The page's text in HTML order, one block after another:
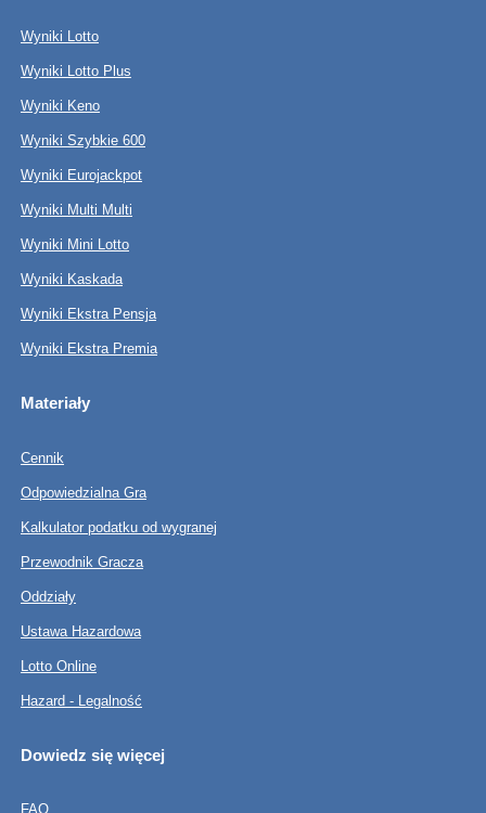
Wyniki Lotto
Wyniki Lotto Plus
Wyniki Keno
Wyniki Szybkie 600
Wyniki Eurojackpot
Wyniki Multi Multi
Wyniki Mini Lotto
Wyniki Kaskada
Wyniki Ekstra Pensja
Wyniki Ekstra Premia
Materiały
Cennik
Odpowiedzialna Gra
Kalkulator podatku od wygranej
Przewodnik Gracza
Oddziały
Ustawa Hazardowa
Lotto Online
Hazard - Legalność
Dowiedz się więcej
FAQ